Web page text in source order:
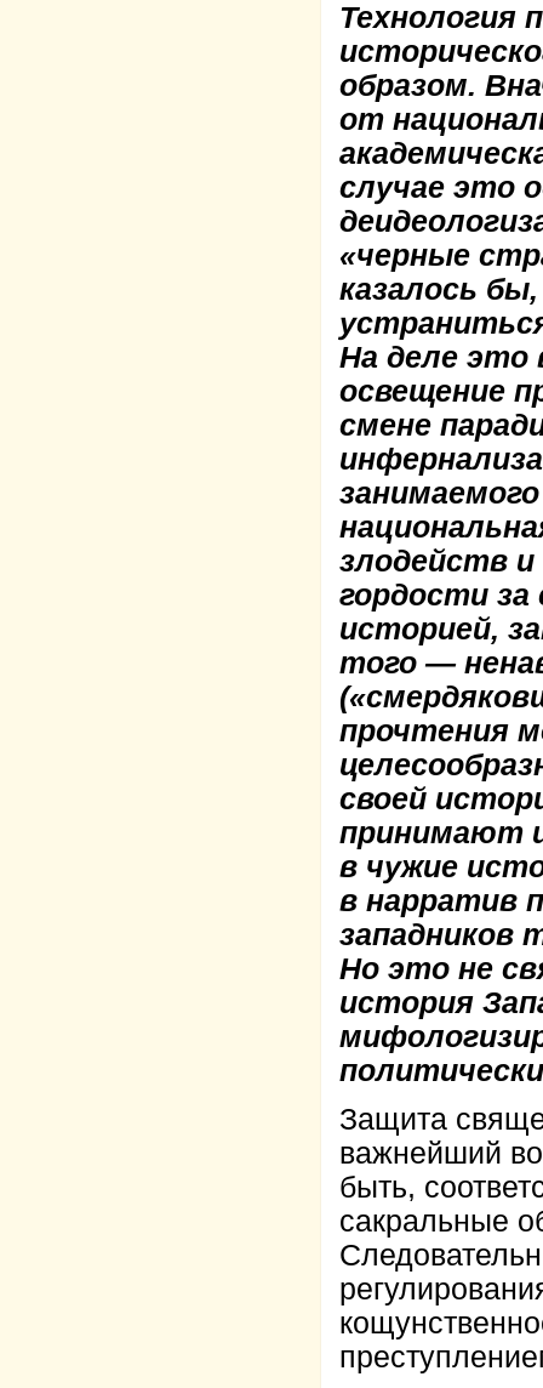
Технология
образом.
от
случае это
«черные
казалось
На деле это
освещение
смене
злодейств
гордости за
историей,
того —
прочтения
своей
принимают
в чужие
в нарратив
западников
Но это не
история
Защита
важнейший
быть,
сакральные